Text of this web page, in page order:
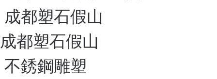
成都塑石假山
成都塑石假山
不銹鋼雕塑